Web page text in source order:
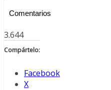
Comentarios
3.644
Compártelo:
Facebook
X